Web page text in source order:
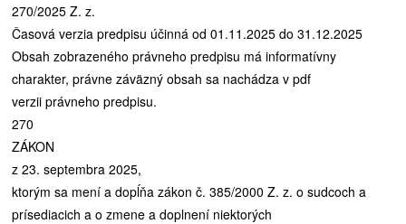
270/2025 Z. z.
Časová verzia predpisu účinná od 01.11.2025 do 31.12.2025
Obsah zobrazeného právneho predpisu má informatívny
charakter, právne záväzný obsah sa nachádza v pdf
verzii právneho predpisu.
270
ZÁKON
z 23. septembra 2025,
ktorým sa mení a dopĺňa zákon č. 385/2000 Z. z. o sudcoch a
prísediacich a o zmene a doplnení niektorých